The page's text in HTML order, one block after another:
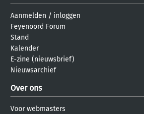
Aanmelden / inloggen
Feyenoord Forum
Stand
Kalender
E-zine (nieuwsbrief)
Nieuwsarchief
Over ons
Voor webmasters